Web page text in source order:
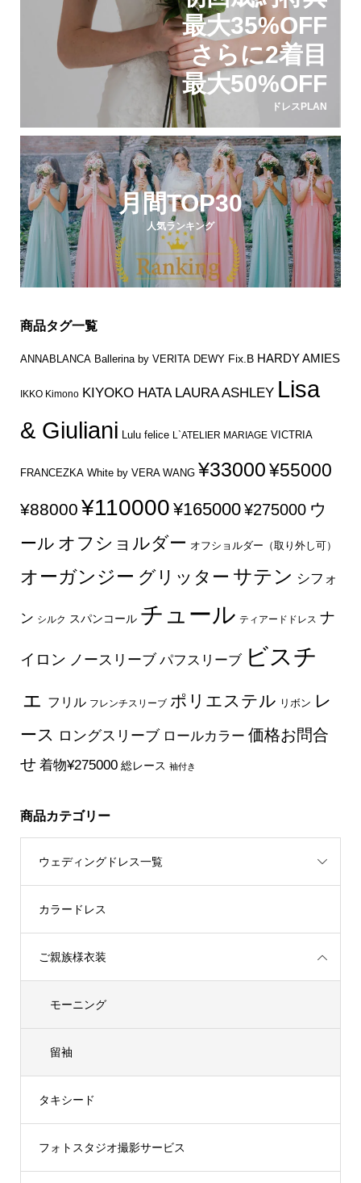
最大35%OFF
さらに2着目
最大50%OFF
ドレスPLAN
月間TOP30
人気ランキング
商品タグ一覧
ANNABLANCA Ballerina by VERITA DEWY Fix.B HARDY AMIES
IKKO Kimono KIYOKO HATA LAURA ASHLEY Lisa
& Giuliani Lulu felice L`ATELIER MARIAGE VICTRIA
FRANCEZKA White by VERA WANG ¥33000¥55000
¥88000 ¥110000 ¥165000¥275000 ウ
ール オフショルダー オフショルダー（取り外し可）
オーガンジー グリッター サテン シフォ
ン シルク スパンコール チュール ティアードドレス ナ
イロン ノースリーブ パフスリーブ ビスチ
ェ フリル フレンチスリーブ ポリエステル リボン レ
ース ロングスリーブ ロールカラー 価格お問合
せ 着物¥275000 総レース 袖付き
商品カテゴリー
ウェディングドレス一覧
カラードレス
ご親族様衣装
モーニング
留袖
タキシード
フォトスタジオ撮影サービス